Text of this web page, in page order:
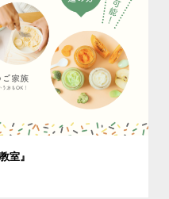
室』